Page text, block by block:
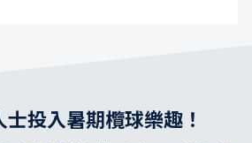
投入暑期欖球樂趣！